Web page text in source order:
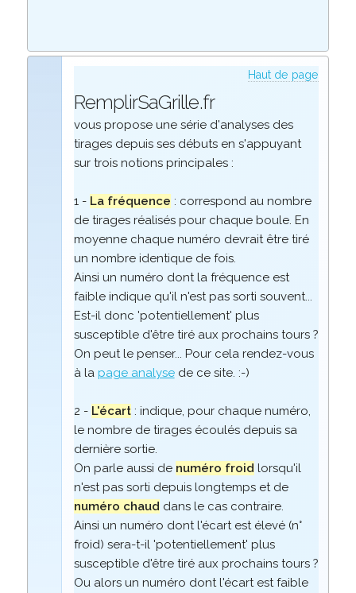
Haut de page
RemplirSaGrille.fr
vous propose une série d'analyses des
tirages depuis ses débuts en s'appuyant
sur trois notions principales :
1 - La fréquence : correspond au nombre
de tirages réalisés pour chaque boule. En
moyenne chaque numéro devrait être tiré
un nombre identique de fois.
Ainsi un numéro dont la fréquence est
faible indique qu'il n'est pas sorti souvent...
Est-il donc 'potentiellement' plus
susceptible d'être tiré aux prochains tours ?
On peut le penser... Pour cela rendez-vous
à la page analysede ce site. :-)
2 - L'écart: indique, pour chaque numéro,
le nombre de tirages écoulés depuis sa
dernière sortie.
On parle aussi de numéro froid lorsqu'il
n'est pas sorti depuis longtemps et de
numéro chaud dans le cas contraire.
Ainsi un numéro dont l'écart est élevé (n°
froid) sera-t-il 'potentiellement' plus
susceptible d'être tiré aux prochains tours ?
Ou alors un numéro dont l'écart est faible